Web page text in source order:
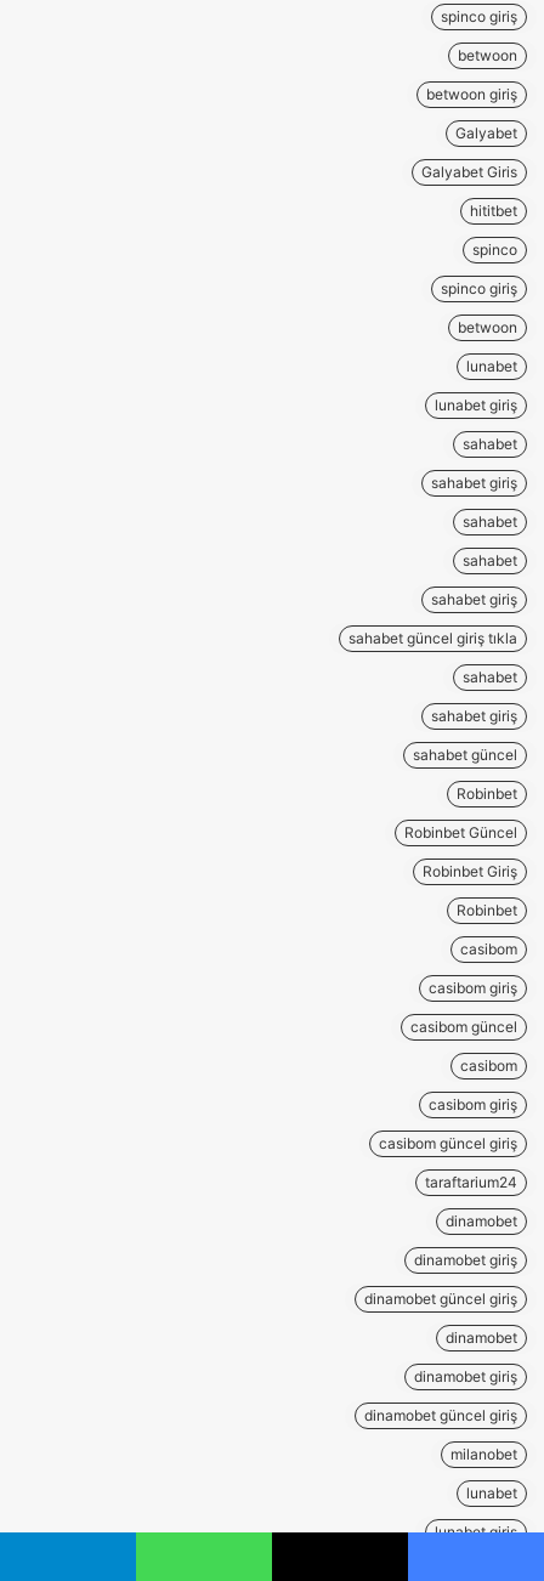
spinco giriş
betwoon
betwoon giriş
Galyabet
Galyabet Giris
hititbet
spinco
spinco giriş
betwoon
lunabet
lunabet giriş
sahabet
sahabet giriş
sahabet
sahabet
sahabet giriş
sahabet güncel giriş tıkla
sahabet
sahabet giriş
sahabet güncel
Robinbet
Robinbet Güncel
Robinbet Giriş
Robinbet
casibom
casibom giriş
casibom güncel
casibom
casibom giriş
casibom güncel giriş
taraftarium24
dinamobet
dinamobet giriş
dinamobet güncel giriş
dinamobet
dinamobet giriş
dinamobet güncel giriş
milanobet
lunabet
lunabet giriş